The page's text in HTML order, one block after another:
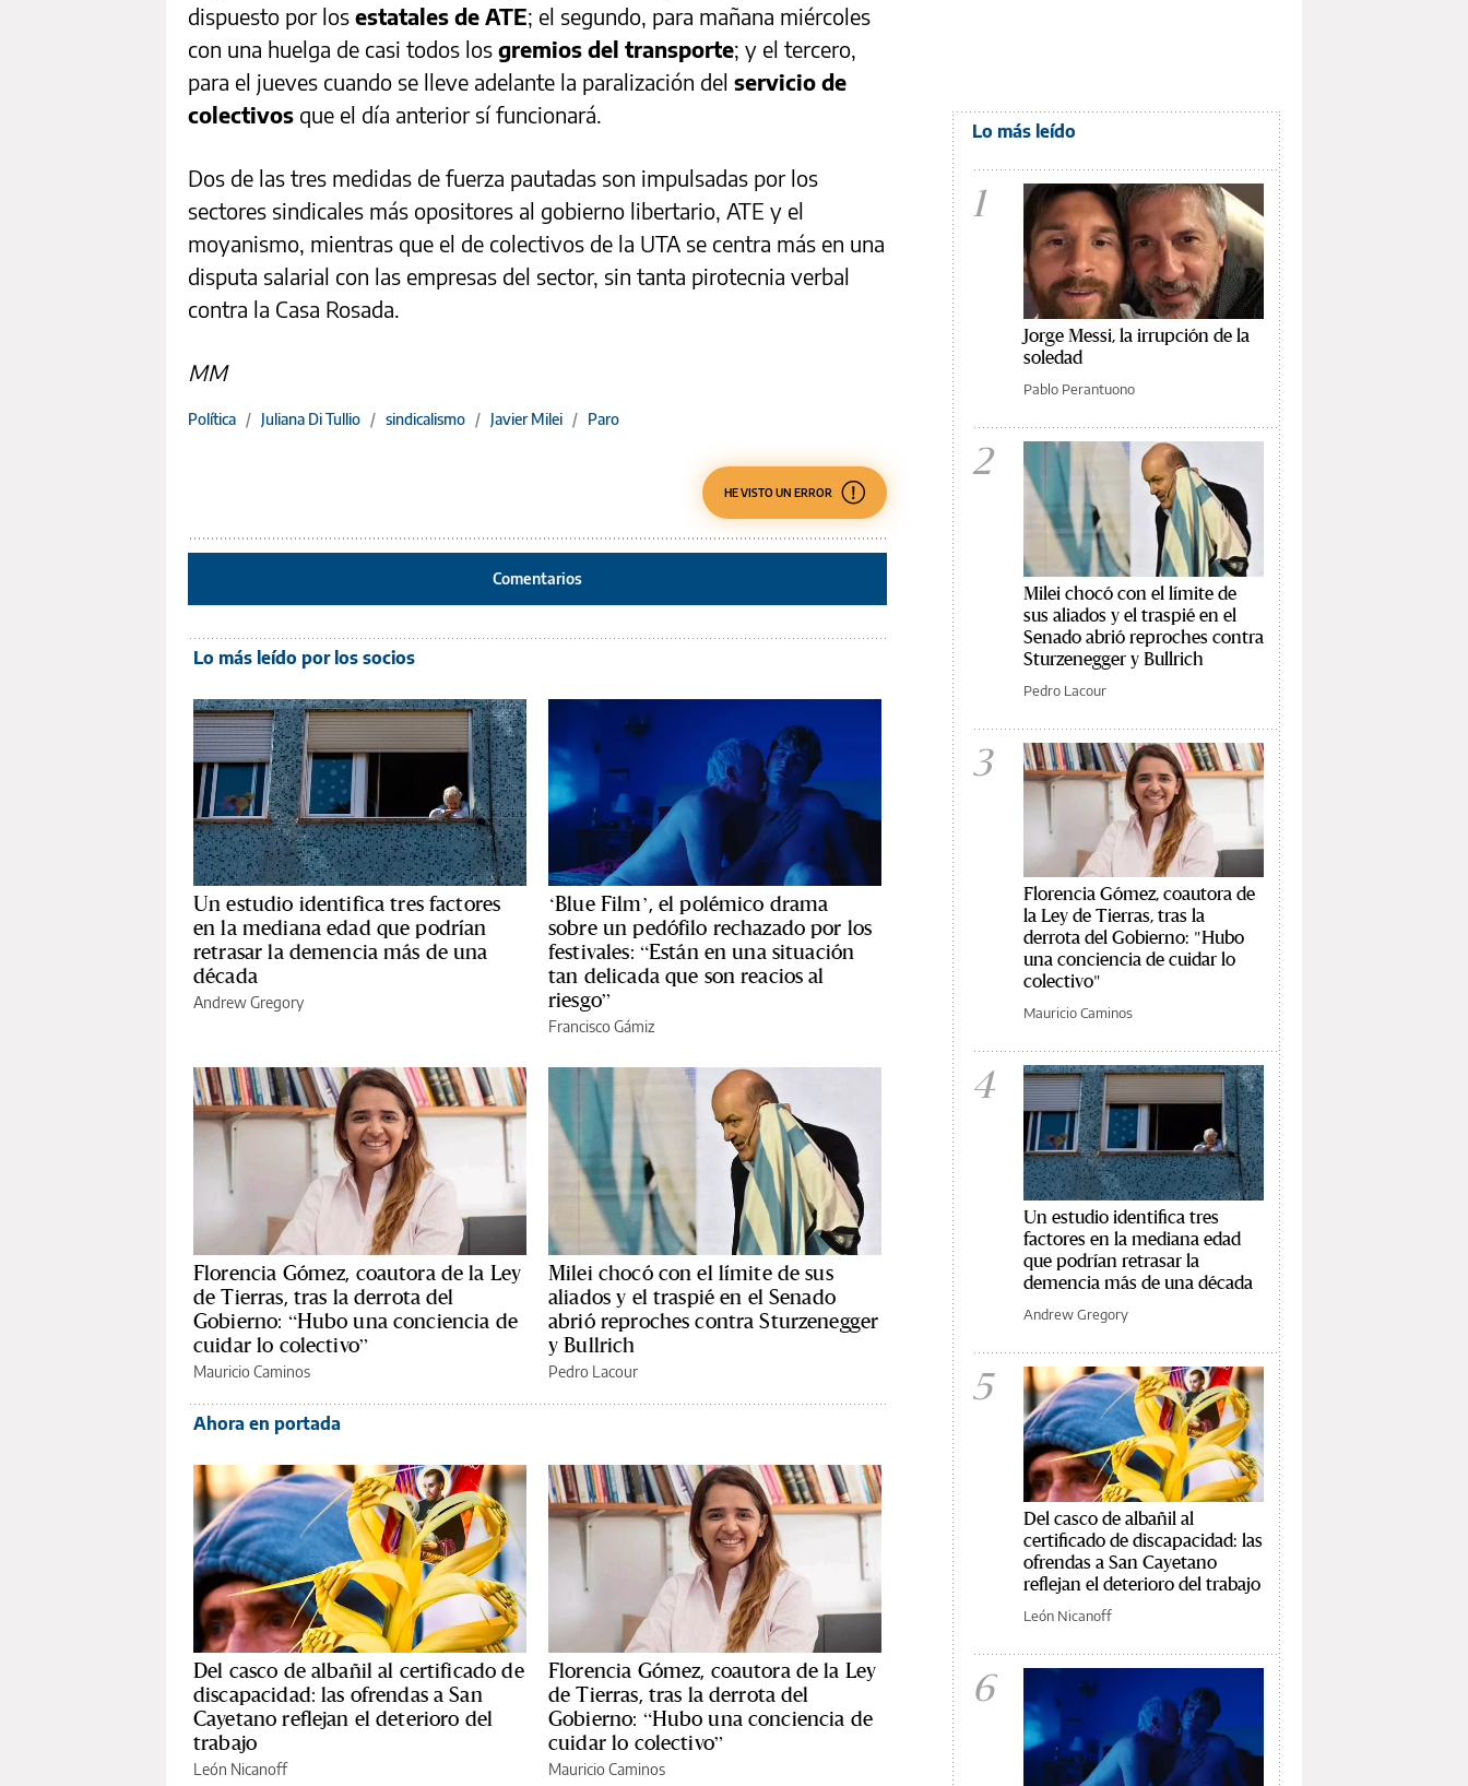
dispuesto por los estatales de ATE; el segundo, para mañana miércoles
con una huelga de casi todos los gremios del transporte; y el tercero,
para el jueves cuando se lleve adelante la paralización del servicio de
colectivos que el día anterior sí funcionará.
Dos de las tres medidas de fuerza pautadas son impulsadas por los
sectores sindicales más opositores al gobierno libertario, ATE y el
moyanismo, mientras que el de colectivos de la UTA se centra más en una
disputa salarial con las empresas del sector, sin tanta pirotecnia verbal
contra la Casa Rosada.
MM
Política / Juliana Di Tullio / sindicalismo / Javier Milei / Paro
HE VISTO UN ERROR
Comentarios
Lo más leído por los socios
Un estudio identifica tres factores
en la mediana edad que podrían
retrasar la demencia más de una
década
Andrew Gregory
‘Blue Film’, el polémico drama
sobre un pedófilo rechazado por los
festivales: “Están en una situación
tan delicada que son reacios al
riesgo”
Francisco Gámiz
Florencia Gómez, coautora de la Ley
de Tierras, tras la derrota del
Gobierno: “Hubo una conciencia de
cuidar lo colectivo”
Mauricio Caminos
Milei chocó con el límite de sus
aliados y el traspié en el Senado
abrió reproches contra Sturzenegger
y Bullrich
Pedro Lacour
Ahora en portada
Del casco de albañil al certificado de
discapacidad: las ofrendas a San
Cayetano reflejan el deterioro del
trabajo
León Nicanoff
Florencia Gómez, coautora de la Ley
de Tierras, tras la derrota del
Gobierno: “Hubo una conciencia de
cuidar lo colectivo”
Mauricio Caminos
Lo más leído
1
Jorge Messi, la irrupción de la
soledad
Pablo Perantuono
2
Milei chocó con el límite de
sus aliados y el traspié en el
Senado abrió reproches contra
Sturzenegger y Bullrich
Pedro Lacour
3
Florencia Gómez, coautora de
la Ley de Tierras, tras la
derrota del Gobierno: "Hubo
una conciencia de cuidar lo
colectivo"
Mauricio Caminos
4
Un estudio identifica tres
factores en la mediana edad
que podrían retrasar la
demencia más de una década
Andrew Gregory
5
Del casco de albañil al
certificado de discapacidad: las
ofrendas a San Cayetano
reflejan el deterioro del trabajo
León Nicanoff
6